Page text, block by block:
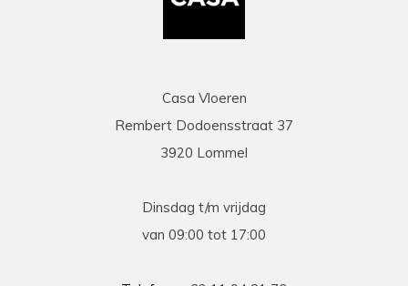
Casa Vloeren
Rembert Dodoensstraat 37
3920 Lommel
Dinsdag t/m vrijdag
van 09:00 tot 17:00